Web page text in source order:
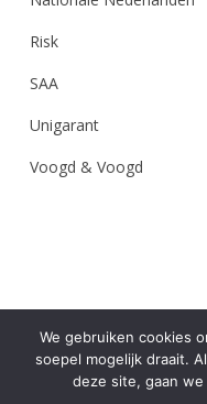
Risk
SAA
Unigarant
Voogd & Voogd
We gebruiken cookies
soepel mogelijk draait.
deze site, gaan